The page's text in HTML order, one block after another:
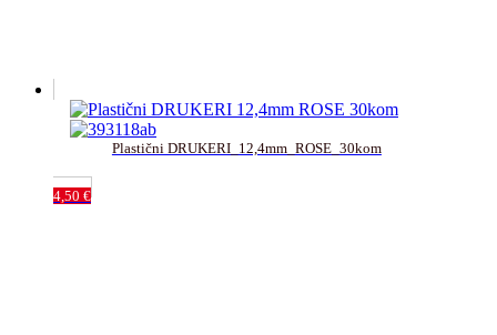
Plastični DRUKERI_12,4mm_ROSE_30kom
4,50 €